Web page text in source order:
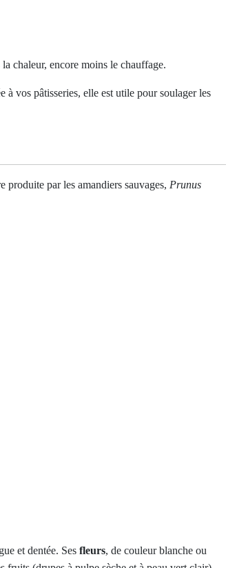
chaleur, encore moins le chauffage.
vos pâtisseries, elle est utile pour soulager les
produite par les amandiers sauvages, Prunus
et dentée. Ses fleurs, de couleur blanche ou